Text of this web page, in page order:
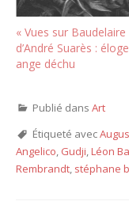
« Vues sur Baudelaire
d’André Suarès : éloge
ange déchu
Publié dans Art
Étiqueté avec
Angelico, Gudji,Léon
Rembrandt, stéphane